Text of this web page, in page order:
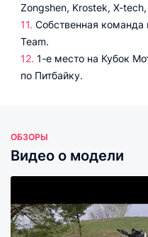
Zongshen, Krostek, X-tech,
Собственная команда
Team.
1-е место на Кубок
по Питбайку.
ОБЗОРЫ
Видео о модели